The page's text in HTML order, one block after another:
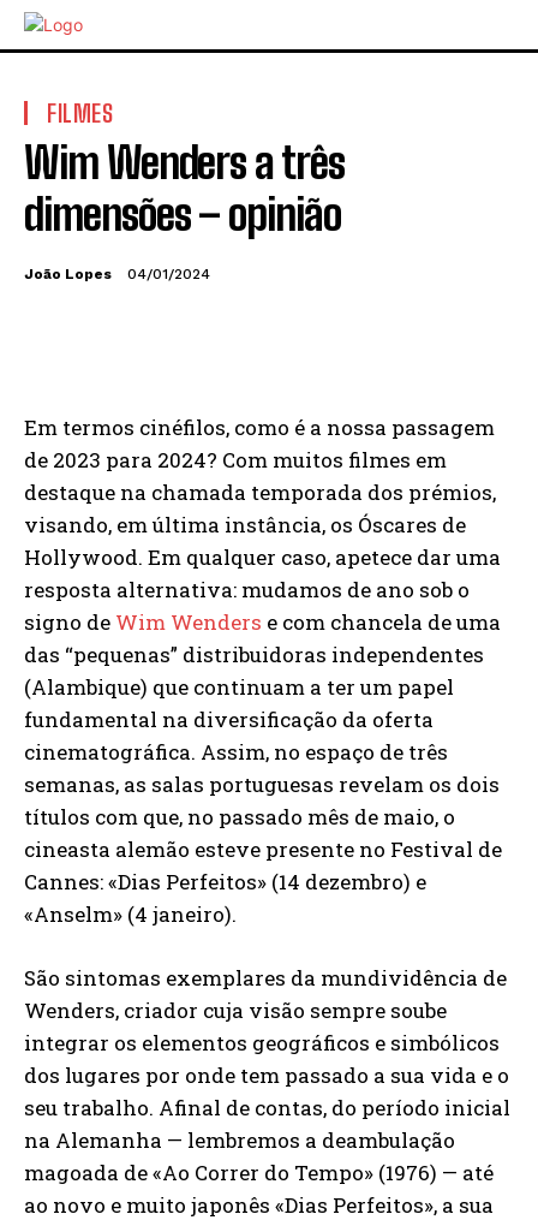
FILMES
Wim Wenders a três
dimensões – opinião
João Lopes 04/01/2024
Em termos cinéfilos, como é a nossa passagem
de 2023 para 2024? Com muitos filmes em
destaque na chamada temporada dos prémios,
visando, em última instância, os Óscares de
Hollywood. Em qualquer caso, apetece dar uma
resposta alternativa: mudamos de ano sob o
signo de Wim Wenders e com chancela de uma
das “pequenas” distribuidoras independentes
(Alambique) que continuam a ter um papel
fundamental na diversificação da oferta
cinematográfica. Assim, no espaço de três
semanas, as salas portuguesas revelam os dois
títulos com que, no passado mês de maio, o
cineasta alemão esteve presente no Festival de
Cannes: «Dias Perfeitos» (14 dezembro) e
«Anselm» (4 janeiro).
São sintomas exemplares da mundividência de
Wenders, criador cuja visão sempre soube
integrar os elementos geográficos e simbólicos
dos lugares por onde tem passado a sua vida e o
seu trabalho. Afinal de contas, do período inicial
na Alemanha — lembremos a deambulação
magoada de «Ao Correr do Tempo» (1976) — até
ao novo e muito japonês «Dias Perfeitos», a sua